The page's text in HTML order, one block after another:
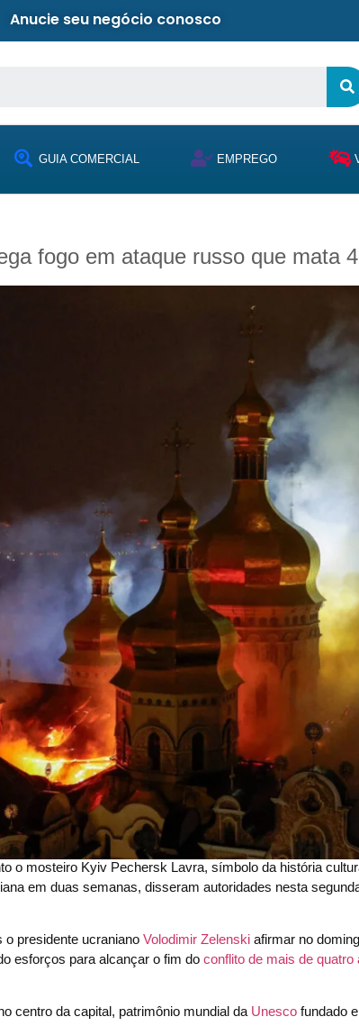
Anucie seu negócio conosco
GUIA COMERCIAL EMPREGO
fogo em ataque russo que mata
o mosteiro Kyiv Pechersk Lavra, símbolo da história
em duas semanas, disseram autoridades nesta
presidente ucraniano Volodimir Zelenski afirmar no
esforços para alcançar o fim do conflito de mais de quatro
centro da capital, patrimônio mundial da Unesco fundado